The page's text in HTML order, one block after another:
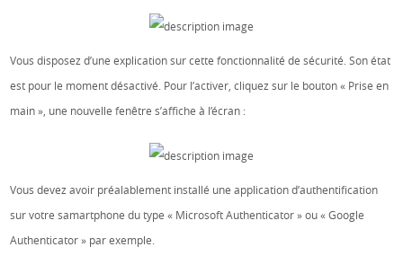
Vous disposez d’une explication sur cette fonctionnalité de sécurité. Son état
est pour le moment désactivé. Pour l’activer, cliquez sur le bouton « Prise en
main », une nouvelle fenêtre s’affiche à l’écran :
Vous devez avoir préalablement installé une application d’authentification
sur votre samartphone du type « Microsoft Authenticator » ou « Google
Authenticator » par exemple.